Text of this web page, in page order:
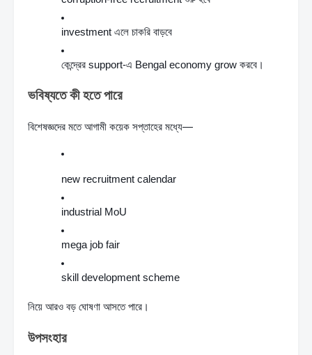
investment এলে চাকরি বাড়বে
কেন্দ্রের support-এ Bengal economy grow করবে।
ভবিষ্যতে কী হতে পারে
বিশেষজ্ঞদের মতে আগামী কয়েক সপ্তাহের মধ্যে—
new recruitment calendar
industrial MoU
mega job fair
skill development scheme
নিয়ে আরও বড় ঘোষণা আসতে পারে।
উপসংহার